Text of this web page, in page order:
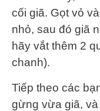
cối giã. Gọt vỏ
nhỏ, sau đó giã
hãy vắt thêm 2
chanh).
Tiếp theo các
gừng vừa giã,